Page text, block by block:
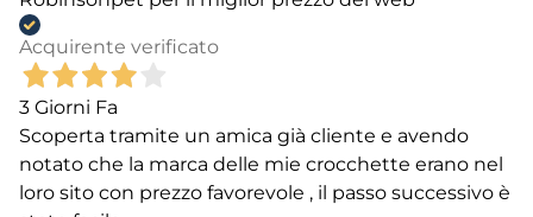
Acquirente verificato
3 Giorni Fa
Scoperta tramite un amica già cliente e avendo
notato che la marca delle mie crocchette erano nel
loro sito con prezzo favorevole , il passo successivo è